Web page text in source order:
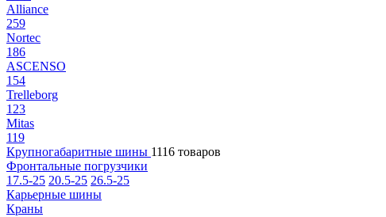
Alliance
259
Nortec
186
ASCENSO
154
Trelleborg
123
Mitas
119
Крупногабаритные шины 1116 товаров
Фронтальные погрузчики
17.5-25 20.5-25 26.5-25
Карьерные шины
Краны